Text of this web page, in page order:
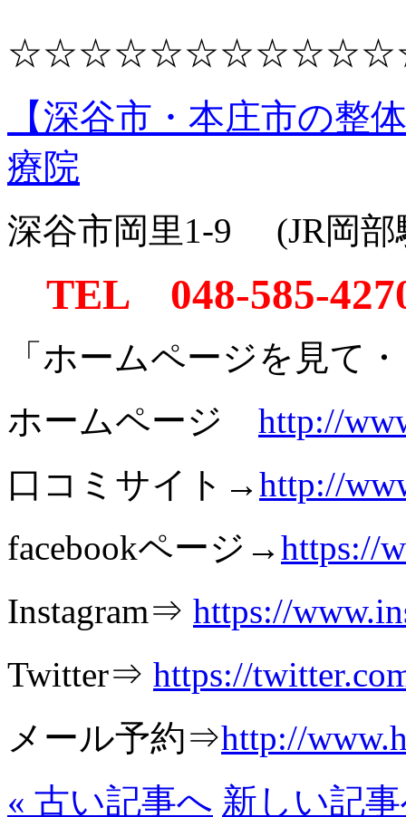
【深谷市・本庄市の整
療院
深谷市岡里1-9 (JR岡部
TEL 048-585-
「ホームページを見て
ホームページ http://
口コミサイト→http://
facebookページ→https://
Instagram⇒ https://
Twitter⇒ https://
メール予約⇒http://
« 古い記事へ 新しい記